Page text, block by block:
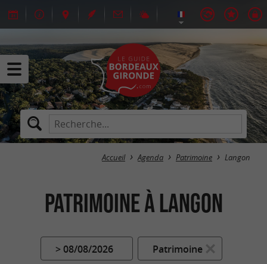
Accueil Agenda Patrimoine Langon
Patrimoine à Langon
> 08/08/2026 Patrimoine